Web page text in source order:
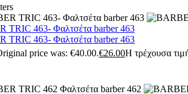
TRIC 463- Φαλτσέτα barber 463
TRIC 463- Φαλτσέτα barber 463
price was: €40.00.€26.00Η τρέχουσα